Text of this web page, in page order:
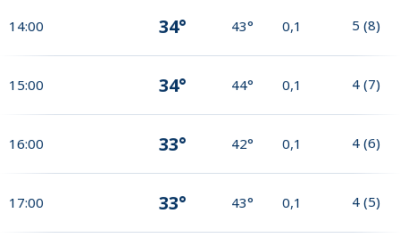
14:00 34° 43° 0,1 5 (8)
15:00 34° 44° 0,1 4 (7)
16:00 33° 42° 0,1 4 (6)
17:00 33° 43° 0,1 4 (5)